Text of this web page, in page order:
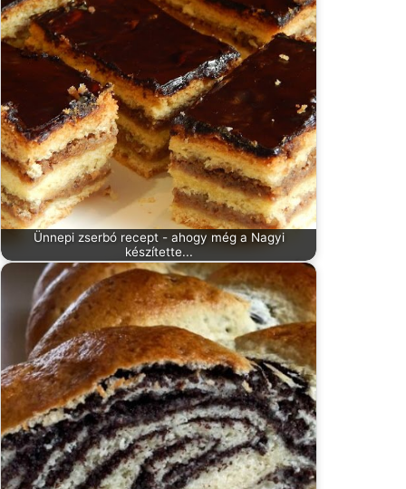
Ünnepi zserbó recept - ahogy még a Nagyi
készítette...